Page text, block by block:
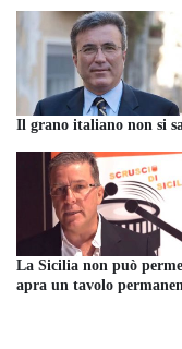
Il grano italiano non si
La Sicilia non può
apra un tavolo